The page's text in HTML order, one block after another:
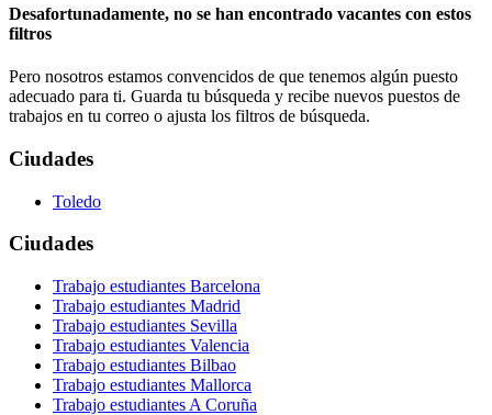
Desafortunadamente, no se han encontrado vacantes con estos
filtros
Pero nosotros estamos convencidos de que tenemos algún puesto
adecuado para ti. Guarda tu búsqueda y recibe nuevos puestos de
trabajos en tu correo o ajusta los filtros de búsqueda.
Ciudades
Toledo
Ciudades
Trabajo estudiantes Barcelona
Trabajo estudiantes Madrid
Trabajo estudiantes Sevilla
Trabajo estudiantes Valencia
Trabajo estudiantes Bilbao
Trabajo estudiantes Mallorca
Trabajo estudiantes A Coruña